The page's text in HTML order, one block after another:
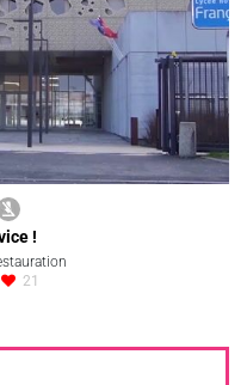
!
21